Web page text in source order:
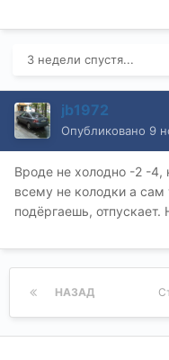
3 недели спустя...
jb1972
Опубликовано 9
Вроде не холодно -2 -4,
всему не колодки а сам
подёргаешь,
НАЗАД